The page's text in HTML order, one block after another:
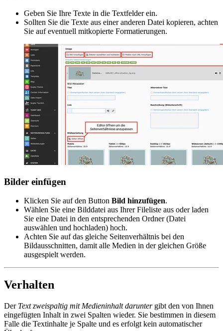
Geben Sie Ihre Texte in die Textfelder ein.
Sollten Sie die Texte aus einer anderen Datei kopieren, achten
Sie auf eventuell mitkopierte Formatierungen.
Bilder einfügen
Klicken Sie auf den Button Bild hinzufügen.
Wählen Sie eine Bilddatei aus Ihrer Fileliste aus oder laden
Sie eine Datei in den entsprechenden Ordner (Datei
auswählen und hochladen) hoch.
Achten Sie auf das gleiche Seitenverhältnis bei den
Bildausschnitten, damit alle Medien in der gleichen Größe
ausgespielt werden.
Verhalten
Der Text zweispaltig mit Medieninhalt daruntergibt den von Ihnen
eingefügten Inhalt in zwei Spalten wieder. Sie bestimmen in diesem
Falle die Textinhalte je Spalte und es erfolgt kein automatischer